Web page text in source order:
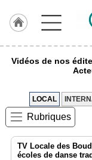
LABEL
HULCOQ
Sud
Accueil
France
Vidéos de nos
LOCAL
Rubriques
TV Locale des
écoles de danse